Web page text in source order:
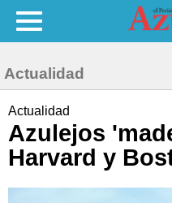
Actualidad
Actualidad
Azulejos
Harvard y